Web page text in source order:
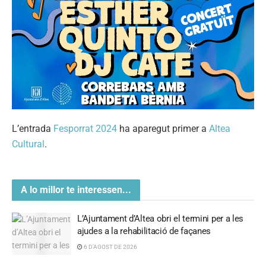
L’entrada Fesporrat 2024 ha aparegut primer a Altea
Cultural.
A lo millor te interessen...
L’Ajuntament d’Altea obri el termini per a les
ajudes a la rehabilitació de façanes
6 D'AGOST DE 2026